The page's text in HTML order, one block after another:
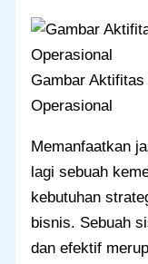
Gambar
Operasional
Memanfaatkan
lagi sebuah
kebutuhan
bisnis. Sebuah
dan efektif